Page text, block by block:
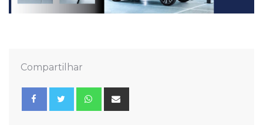
Compartilhar
Whatsapp